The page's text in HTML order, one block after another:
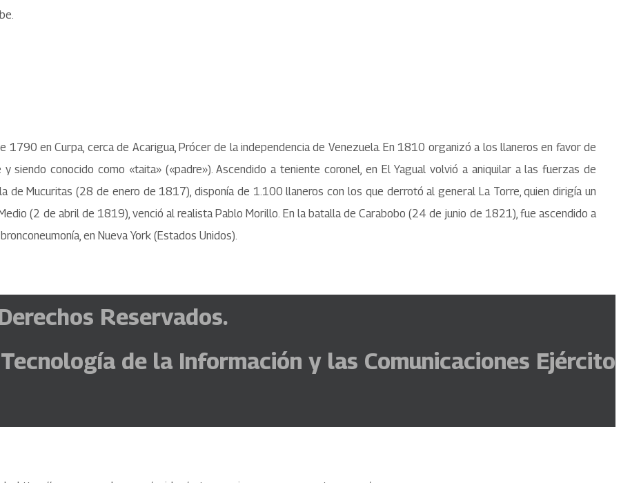
1790 en Curpa, cerca de Acarigua, Prócer de la independencia de Venezuela. En 1810 organizó a los llaneros en favor de
siendo conocido como «taita» («padre»). Ascendido a teniente coronel, en El Yagual volvió a aniquilar a las fuerzas de
de Mucuritas (28 de enero de 1817), disponía de 1.100 llaneros con los que derrotó al general La Torre, quien dirigía un
(2 de abril de 1819), venció al realista Pablo Morillo. En la batalla de Carabobo (24 de junio de 1821), fue ascendido a
en Nueva York (Estados Unidos).
Reservados.
de la Información y las Comunicaciones Ejército